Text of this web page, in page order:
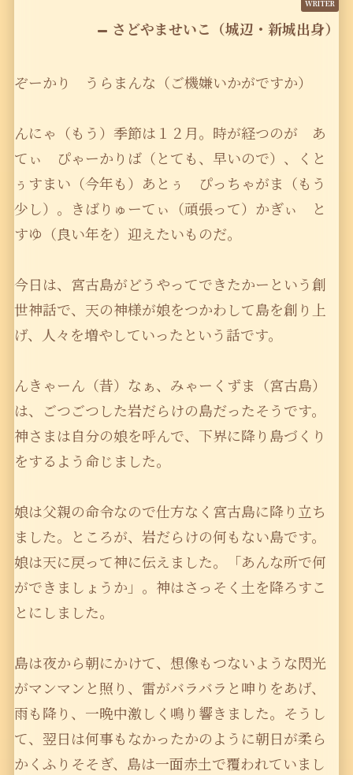
さどやませいこ（城辺・新城出身）
ぞーかり うらまんな（ご機嫌いかがですか）
んにゃ（もう）季節は１２月。時が経つのが あ
てぃ ぴゃーかりば（とても、早いので）、くと
ぅすまい（今年も）あとぅ ぴっちゃがま（もう
少し）。きばりゅーてぃ（頑張って）かぎぃ と
すゆ（良い年を）迎えたいものだ。
今日は、宮古島がどうやってできたかーという創
世神話で、天の神様が娘をつかわして島を創り上
げ、人々を増やしていったという話です。
んきゃーん（昔）なぁ、みゃーくずま（宮古島）
は、ごつごつした岩だらけの島だったそうです。
神さまは自分の娘を呼んで、下界に降り島づくり
をするよう命じました。
娘は父親の命令なので仕方なく宮古島に降り立ち
ました。ところが、岩だらけの何もない島です。
娘は天に戻って神に伝えました。「あんな所で何
ができましょうか」。神はさっそく土を降ろすこ
とにしました。
島は夜から朝にかけて、想像もつないような閃光
がマンマンと照り、雷がバラバラと呻りをあげ、
雨も降り、一晩中激しく鳴り響きました。そうし
て、翌日は何事もなかったかのように朝日が柔ら
かくふりそそぎ、島は一面赤土で覆われていまし